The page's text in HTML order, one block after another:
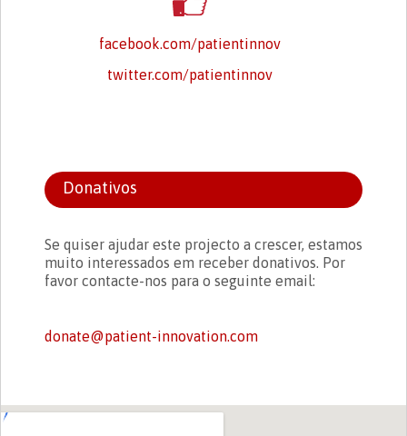
facebook.com/patientinnov
twitter.com/patientinnov
Donativos
Se quiser ajudar este projecto a crescer, estamos
muito interessados em receber donativos. Por
favor contacte-nos para o seguinte email:
donate@patient-innovation.com